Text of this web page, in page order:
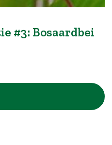
#3: Bosaardbei